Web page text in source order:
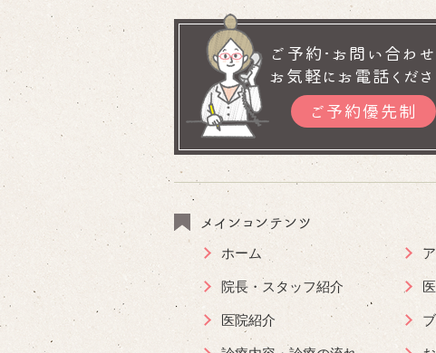
ご予約･お問い合わ
お気軽にお電話くだ
ご予約優先制
メインコンテンツ
ホーム
院長・スタッフ紹介
医院紹介